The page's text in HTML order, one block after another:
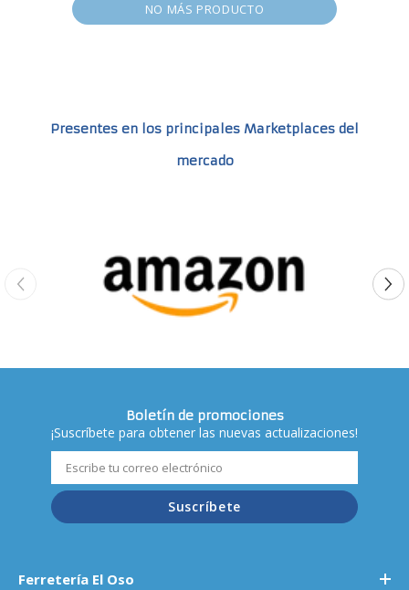
NO MÁS PRODUCTO
Presentes en los principales Marketplaces del
mercado
Boletín de promociones
¡Suscríbete para obtener las nuevas actualizaciones!
Suscríbete
Ferretería El Oso